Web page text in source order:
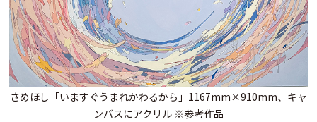
さめほし「いますぐうまれかわるから」1167mm×910mm、キャ
ンバスにアクリル ※参考作品